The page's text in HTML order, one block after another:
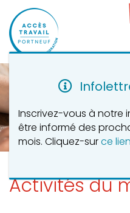
Inscrivez-vous à notre
être informé des
mois. Cliquez-surce lien
Services
Activités du